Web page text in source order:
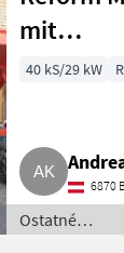
Transporter a
motorové auto
mit
40 kS/29 kW
6870
Ostatné